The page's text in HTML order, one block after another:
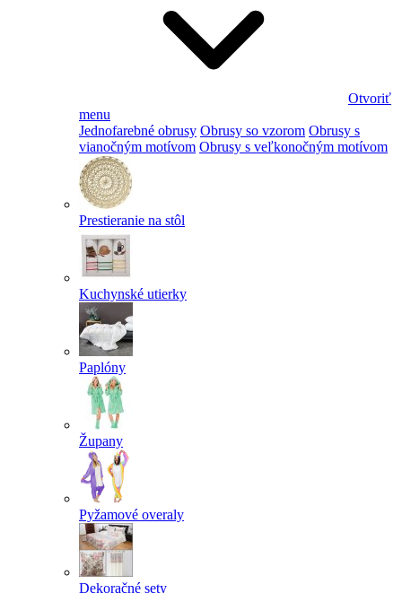
Otvoriť
menu
Jednofarebné obrusy Obrusy so vzorom Obrusy s
vianočným motívom Obrusy s veľkonočným motívom
Prestieranie na stôl
Kuchynské utierky
Paplóny
Župany
Pyžamové overaly
Dekoračné sety